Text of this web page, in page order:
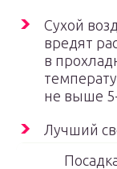
Сухой
вредят
в
не выше
Лучший